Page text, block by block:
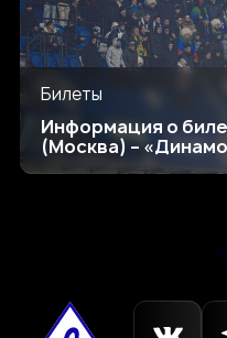
Билеты
Информация о
(Москва) –